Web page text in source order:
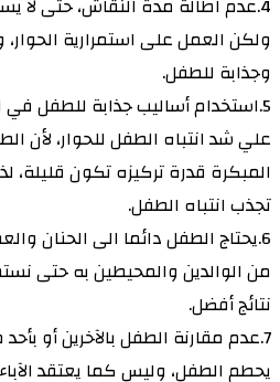
ولكن العمل على استمرارية
وجذابة للطفل.
5.استخدام أساليب جذابة للطفل
علي شد انتباه الطفل للحوار، لأن
المبكرة قدرة تركيزه تكون قليلة،
تجذب انتباه الطفل.
6.يحتاج الطفل دائما الى الحنان
من الوالدين والمحيطين به حتى
نتائج أفضل.
7.عدم مقارنة الطفل بالآخرين أو
يحطم الطفل، وليس كما يعتقد